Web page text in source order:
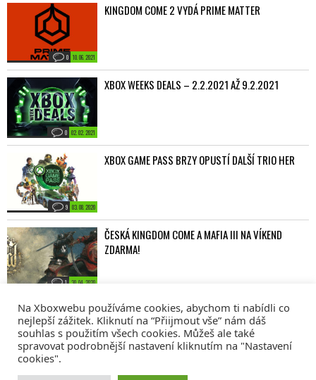
10. 06. 2021
0
KINGDOM COME 2 VYDÁ PRIME MATTER
02. 02. 2021
0
XBOX WEEKS DEALS – 2.2.2021 AŽ 9.2.2021
03. 08. 2020
9
XBOX GAME PASS BRZY OPUSTÍ DALŠÍ TRIO HER
30. 04. 2020
1
ČESKÁ KINGDOM COME A MAFIA III NA VÍKEND
ZDARMA!
Načíst další novinky
Na Xboxwebu používáme cookies, abychom ti nabídli co
nejlepší zážitek. Kliknutí na “Přiijmout vše” nám dáš
souhlas s použitím všech cookies. Můžeš ale také
spravovat podrobnější nastavení kliknutím na "Nastavení
cookies".